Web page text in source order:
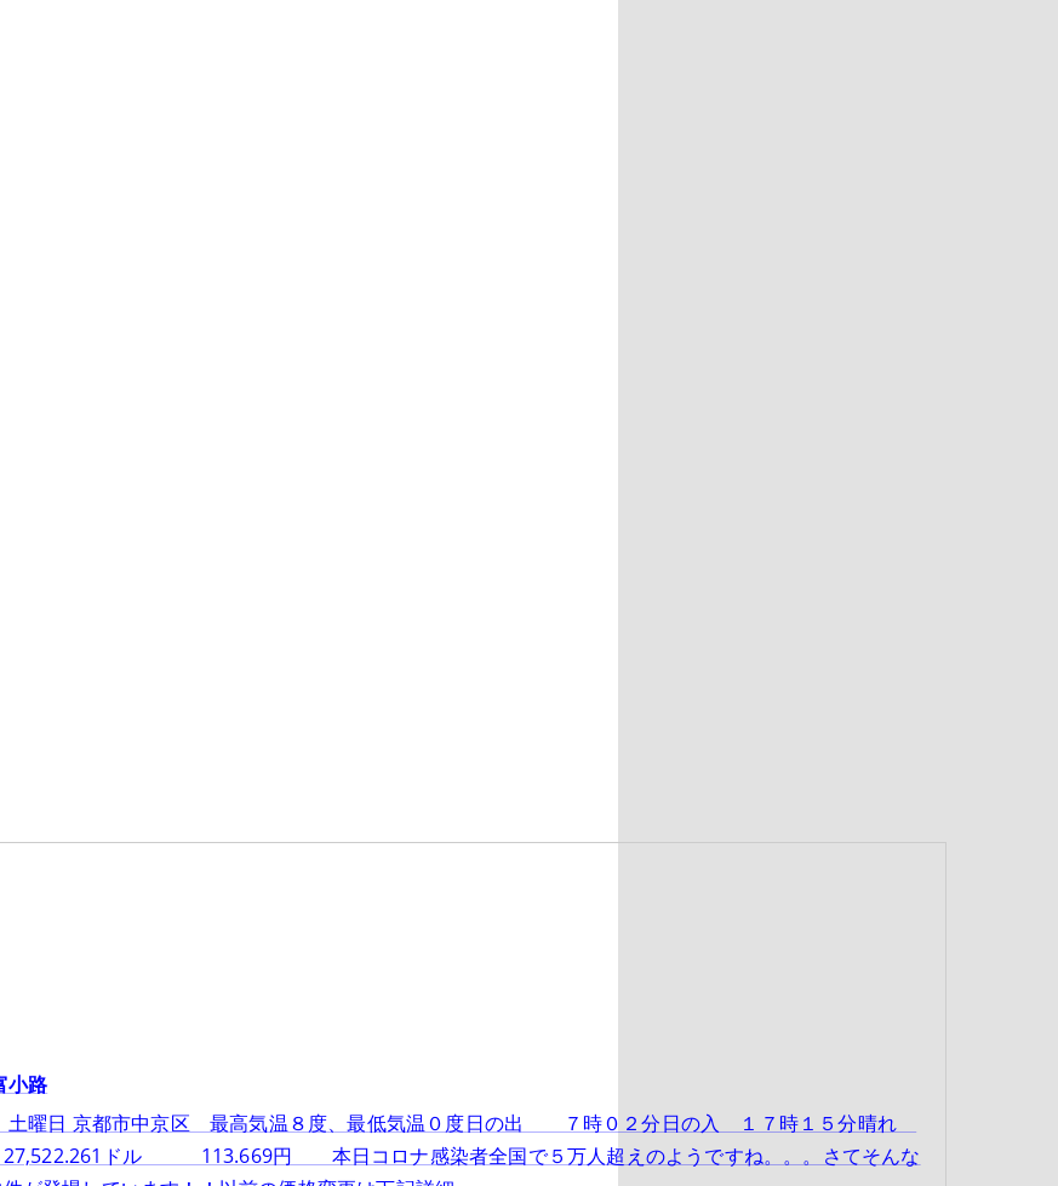
小路
曜日 京都市中京区 最高気温８度、最低気温０度日の出 ７時０２分日の入 １７時１５分晴れ
ドル 113.669円 本日コロナ感染者全国で５万人超えのようですね。。。さてそんな